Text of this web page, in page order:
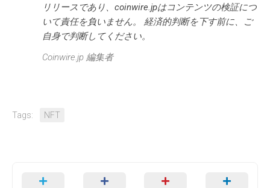
リリースであり、coinwire.jpはコンテンツの検証につ
いて責任を負いません。 経済的判断を下す前に、ご
自身で判断してください。
Coinwire.jp 編集者
Tags: NFT